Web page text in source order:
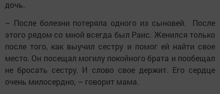
дочь.
– После болезни потеряла одного из сыновей. После
этого рядом со мной всегда был Раис. Женился только
после того, как выучил сестру и помог ей найти свое
место. Он посещал могилу покойного брата и пообещал
не бросать сестру. И слово свое держит. Его сердце
очень милосердно, – говорит мама.